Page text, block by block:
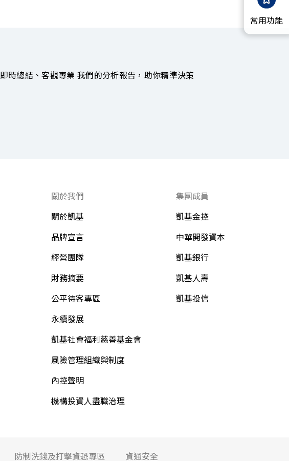
常用功能
即時總結、客觀專業 我們的分析報告，助你精準決策
關於我們
關於凱基
品牌宣言
經營團隊
財務摘要
公平待客專區
永續發展
凱基社會福利慈善基金會
風險管理組織與制度
內控聲明
機構投資人盡職治理
集團成員
凱基金控
中華開發資本
凱基銀行
凱基人壽
凱基投信
防制洗錢及打擊資恐專區 資通安全